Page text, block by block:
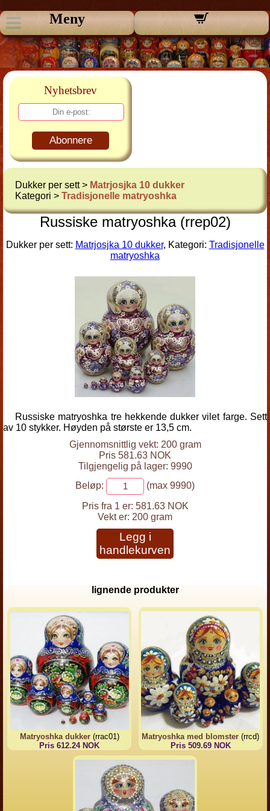
Meny
Nyhetsbrev
Abonnere
Dukker per sett > Matrjosjka 10 dukker
Kategori > Tradisjonelle matryoshka
Russiske matryoshka (rrep02)
Dukker per sett: Matrjosjka 10 dukker, Kategori: Tradisjonelle
matryoshka
Russiske matryoshka tre hekkende dukker vilet farge. Sett
av 10 stykker. Høyden på største er 13,5 cm.
Gjennomsnittlig vekt: 200 gram
Pris 581.63 NOK
Tilgjengelig på lager: 9990
Beløp:
(max 9990)
Pris fra 1 er: 581.63 NOK
Vekt er: 200 gram
Legg i
handlekurven
lignende produkter
Matryoshka dukker(rrac01)
Pris 612.24 NOK
Matryoshka med blomster (rrcd)
Pris 509.69 NOK